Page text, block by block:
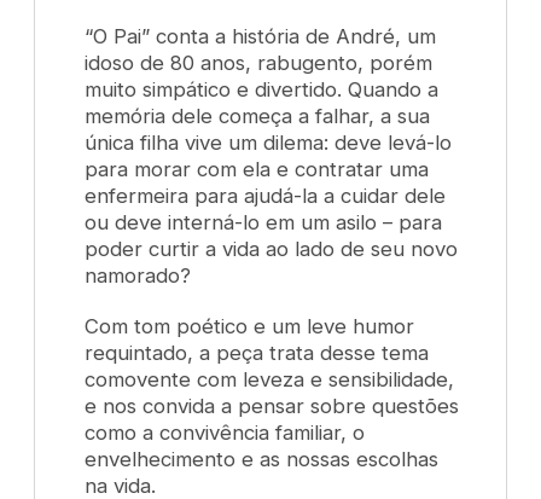
“O Pai” conta a história de André, um
idoso de 80 anos, rabugento, porém
muito simpático e divertido. Quando a
memória dele começa a falhar, a sua
única filha vive um dilema: deve levá-lo
para morar com ela e contratar uma
enfermeira para ajudá-la a cuidar dele
ou deve interná-lo em um asilo – para
poder curtir a vida ao lado de seu novo
namorado?
Com tom poético e um leve humor
requintado, a peça trata desse tema
comovente com leveza e sensibilidade,
e nos convida a pensar sobre questões
como a convivência familiar, o
envelhecimento e as nossas escolhas
na vida.